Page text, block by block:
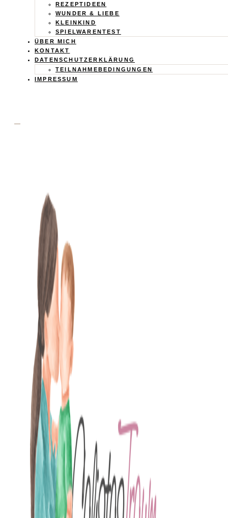
REZEPTIDEEN
WUNDER & LIEBE
KLEINKIND
SPIELWARENTEST
ÜBER MICH
KONTAKT
DATENSCHUTZERKLÄRUNG
TEILNAHMEBEDINGUNGEN
IMPRESSUM